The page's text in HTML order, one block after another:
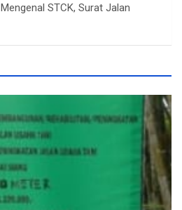
Mengenal STCK, Surat Jalan